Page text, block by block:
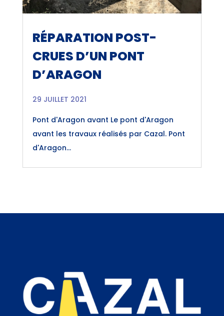
RÉPARATION POST-
CRUES D’UN PONT
D’ARAGON
29 JUILLET 2021
Pont d'Aragon avant Le pont d'Aragon
avant les travaux réalisés par Cazal. Pont
d'Aragon...